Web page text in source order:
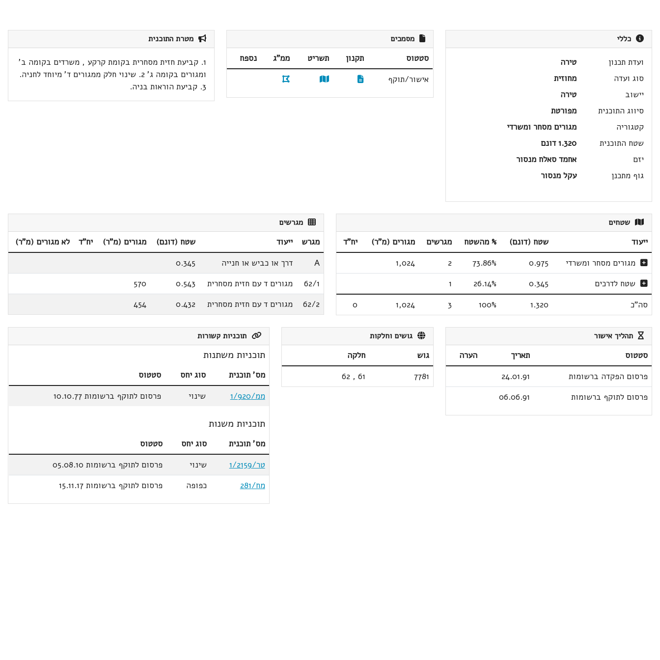
כללי
ועדת תכנון
טירה
סוג ועדה
מחוזית
יישוב
טירה
סיווג התוכנית
מפורטת
קטגוריה
מגורים מסחר ומשרדי
שטח התוכנית
1.320 דונם
יזם
אחמד סאלח מנסור
גוף מתכנן
עקל מנסור
מסמכים
סטטוס תקנון תשריט ממ"ג
נספח
אישור/תוקף
מטרת התוכנית
1. קביעת חזית מסחרית בקומת קרקע , משרדים בקומה ב'
ומגורים בקומה ג' 2. שינוי חלק ממגורים ד' מיוחד לחניה.
3. קביעת הוראות בניה.
שטחים
ייעוד שטח (דונם) % מהשטח מגרשים מגורים (מ"ר)
יח"ד
מגורים מסחר ומשרדי
0.975
73.86%
2
1,024
שטח לדרכים
0.345
26.14%
1
סה"כ
1.320
100%
3
1,024
0
מגרשים
מגרש ייעוד שטח (דונם) מגורים (מ"ר) יח"ד
לא מגורים (מ"ר)
A
דרך או כביש או חנייה
0.345
62/1
מגורים ד עם חזית מסחרית 0.543
570
62/2
מגורים ד עם חזית מסחרית 0.432
454
תהליך אישור
סטטוס תאריך
הערה
פרסום הפקדה ברשומות
24.01.91
פרסום לתוקף ברשומות
06.06.91
גושים וחלקות
גוש
חלקה
7781
61
,
62
תוכניות קשורות
תוכניות משתנות
מס' תוכנית סוג יחס
סטטוס
ממ/1/920
שינוי פרסום לתוקף ברשומות 10.10.77
תוכניות משנות
מס' תוכנית סוג יחס
סטטוס
טר/1/2159
שינוי
פרסום לתוקף ברשומות 05.08.10
מח/281
כפופה פרסום לתוקף ברשומות 15.11.17